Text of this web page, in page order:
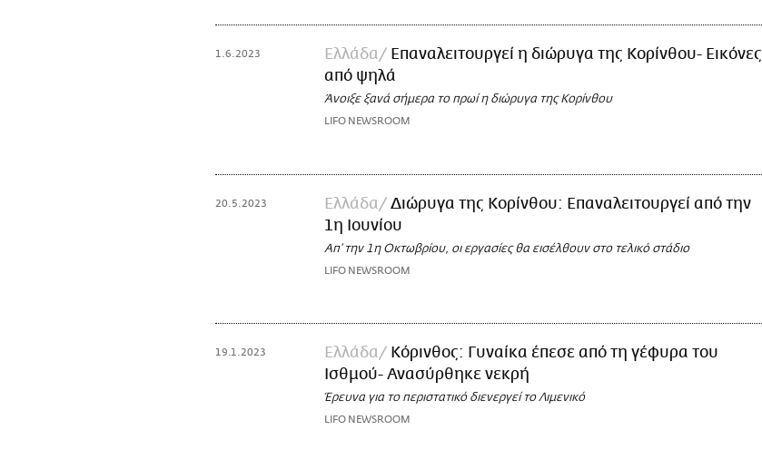
1.6.2023 Ελλάδα
Επαναλειτουργεί η διώρυγα της Κορίνθου- Εικόνες
από ψηλά
Άνοιξε ξανά σήμερα το πρωί η διώρυγα της Κορίνθου
LIFO NEWSROOM
20.5.2023 Ελλάδα
Διώρυγα της Κορίνθου: Επαναλειτουργεί από την
1η Ιουνίου
Απ’ την 1η Οκτωβρίου, οι εργασίες θα εισέλθουν στο τελικό στάδιο
LIFO NEWSROOM
19.1.2023 Ελλάδα
Κόρινθος: Γυναίκα έπεσε από τη γέφυρα του
Ισθμού- Ανασύρθηκε νεκρή
Έρευνα για το περιστατικό διενεργεί το Λιμενικό
LIFO NEWSROOM